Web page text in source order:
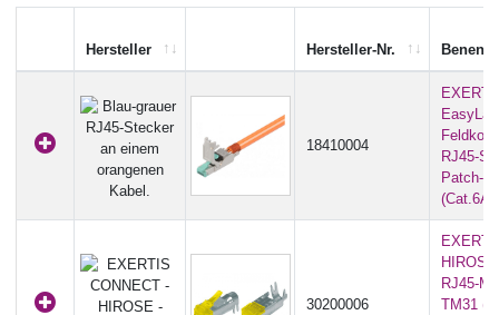
Hersteller Hersteller-Nr.
18410004
RJ45-
Patch-&
(Cat.6A)
30200006
RJ45-
TM31